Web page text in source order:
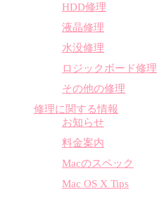
HDD修理
液晶修理
水没修理
ロジックボード修理
その他の修理
修理に関する情報
お知らせ
料金案内
Macのスペック
Mac OS X Tips